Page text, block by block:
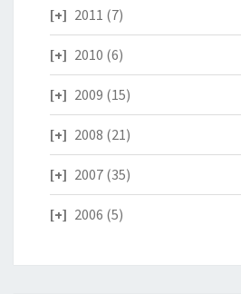
2011 (7)
2010 (6)
2009 (15)
2008 (21)
2007 (35)
2006 (5)